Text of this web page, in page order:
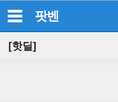
팟벤
[핫딜]